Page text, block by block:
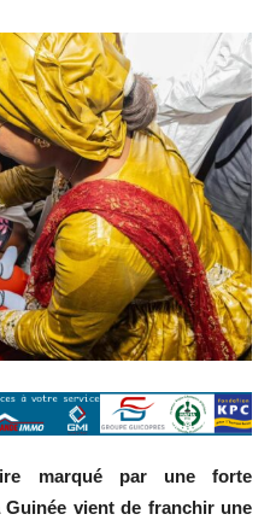
marqué par une forte
vient de franchir une